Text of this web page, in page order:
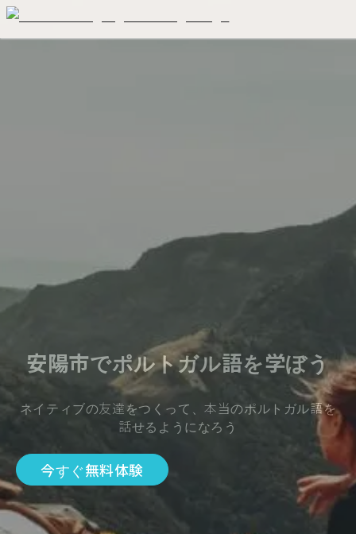
安陽市でポルトガル語を学ぼう
ネイティブの友達をつくって、本当のポルトガル語を
話せるようになろう
今すぐ無料体験